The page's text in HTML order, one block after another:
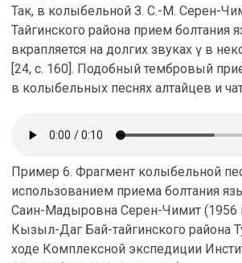
Так, в колыбельной З. С.-М. Серен-
Тайгинского района прием болтания
вкрапляется на долгих звуках ү в
[24, с. 160]. Подобный тембровый
в колыбельных песнях алтайцев и
Пример 6. Фрагмент колыбельной
использованием приема болтания
Саин-Мадыровна Серен-Чимит (1956
Кызыл-Даг Бай-тайгинского района
ходе Комплексной экспедиции